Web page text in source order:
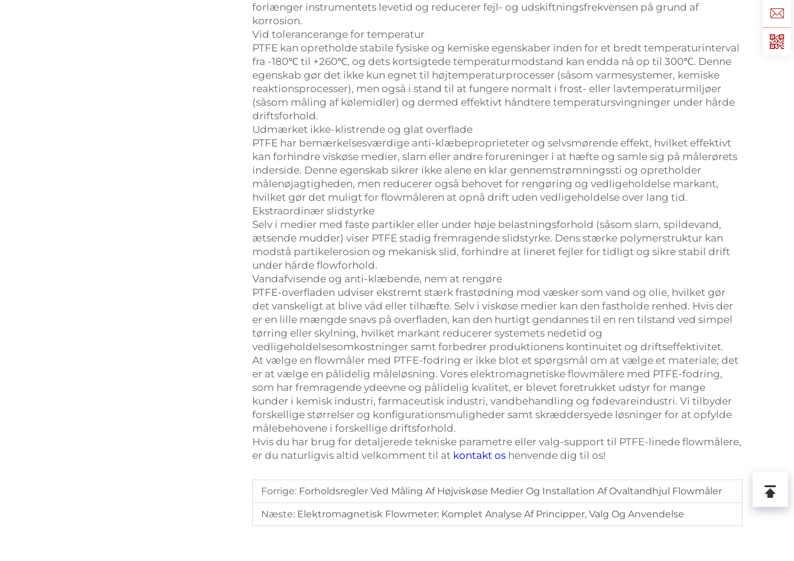
forlænger instrumentets levetid og reducerer fejl- og udskiftningsfrekvensen på grund af
korrosion.
Vid tolerancerange for temperatur
PTFE kan opretholde stabile fysiske og kemiske egenskaber inden for et bredt temperaturinterval
fra -180℃ til +260℃, og dets kortsigtede temperaturmodstand kan endda nå op til 300℃. Denne
egenskab gør det ikke kun egnet til højtemperaturprocesser (såsom varmesystemer, kemiske
reaktionsprocesser), men også i stand til at fungere normalt i frost- eller lavtemperaturmiljøer
(såsom måling af kølemidler) og dermed effektivt håndtere temperatursvingninger under hårde
driftsforhold.
Udmærket ikke-klistrende og glat overflade
PTFE har bemærkelsesværdige anti-klæbeproprieteter og selvsmørende effekt, hvilket effektivt
kan forhindre viskøse medier, slam eller andre forureninger i at hæfte og samle sig på målerørets
inderside. Denne egenskab sikrer ikke alene en klar gennemstrømningssti og opretholder
målenøjagtigheden, men reducerer også behovet for rengøring og vedligeholdelse markant,
hvilket gør det muligt for flowmåleren at opnå drift uden vedligeholdelse over lang tid.
Ekstraordinær slidstyrke
Selv i medier med faste partikler eller under høje belastningsforhold (såsom slam, spildevand,
ætsende mudder) viser PTFE stadig fremragende slidstyrke. Dens stærke polymerstruktur kan
modstå partikelerosion og mekanisk slid, forhindre at lineret fejler for tidligt og sikre stabil drift
under hårde flowforhold.
Vandafvisende og anti-klæbende, nem at rengøre
PTFE-overfladen udviser ekstremt stærk frastødning mod væsker som vand og olie, hvilket gør
det vanskeligt at blive våd eller tilhæfte. Selv i viskøse medier kan den fastholde renhed. Hvis der
er en lille mængde snavs på overfladen, kan den hurtigt gendannes til en ren tilstand ved simpel
tørring eller skylning, hvilket markant reducerer systemets nedetid og
vedligeholdelsesomkostninger samt forbedrer produktionens kontinuitet og driftseffektivitet.
At vælge en flowmåler med PTFE-fodring er ikke blot et spørgsmål om at vælge et materiale; det
er at vælge en pålidelig måleløsning. Vores elektromagnetiske flowmålere med PTFE-fodring,
som har fremragende ydeevne og pålidelig kvalitet, er blevet foretrukket udstyr for mange
kunder i kemisk industri, farmaceutisk industri, vandbehandling og fødevareindustri. Vi tilbyder
forskellige størrelser og konfigurationsmuligheder samt skræddersyede løsninger for at opfylde
målebehovene i forskellige driftsforhold.
Hvis du har brug for detaljerede tekniske parametre eller valg-support til PTFE-linede flowmålere,
er du naturligvis altid velkomment til at kontakt os henvende dig til os!
Forrige: Forholdsregler Ved Måling Af Højviskøse Medier Og Installation Af Ovaltandhjul Flowmåler
Næste: Elektromagnetisk Flowmeter: Komplet Analyse Af Principper, Valg Og Anvendelse